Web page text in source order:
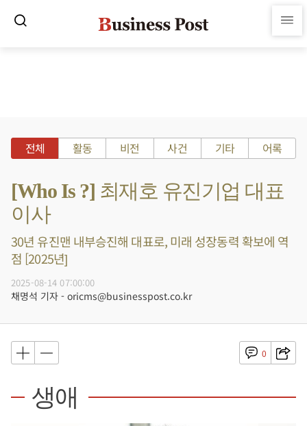
전체 활동 비전 사건 기타 어록
[Who Is ?] 최재호 유진기업 대표
이사
30년 유진맨 내부승진해 대표로, 미래 성장동력 확보에 역
점 [2025년]
2025-08-14 07:00:00
채명석 기자 - oricms@businesspost.co.kr
0
생애